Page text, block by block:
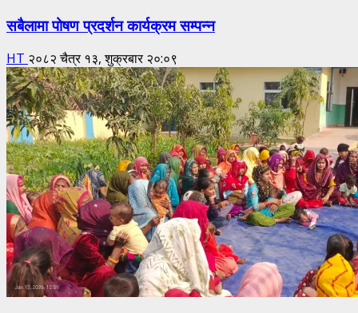
सबैलामा पोषण प्रदर्शन कार्यक्रम सम्पन्न
HT २०८२ चैत्र १३, शुक्रबार २०:०९